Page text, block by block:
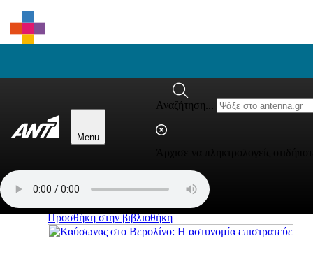
Menu
Αναζήτηση...
Προσθήκη στην βιβλιοθήκη